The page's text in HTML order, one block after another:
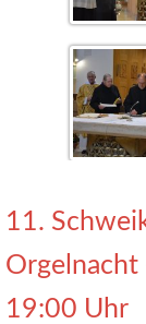
11.
Orgelnacht
19:00 Uhr